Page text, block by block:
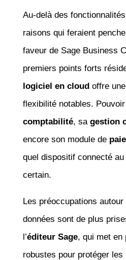
Au-delà des
raisons qui feraient
faveur de Sage Business
premiers points forts
logiciel en cloudoffre
flexibilité notables.
comptabilité, sa gestion
encore son module de paie
quel dispositif connecté
certain.
Les préoccupations
données sont de plus
l’éditeur Sage, qui met en
robustes pour protéger les